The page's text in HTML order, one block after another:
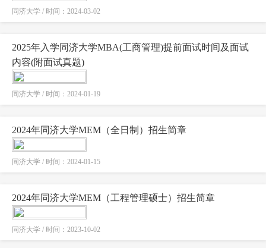
同济大学 / 时间：2024-03-02
2025年入学同济大学MBA(工商管理)提前面试时间及面试
内容(附面试真题)
同济大学 / 时间：2024-01-19
2024年同济大学MEM（全日制）招生简章
同济大学 / 时间：2024-01-15
2024年同济大学MEM（工程管理硕士）招生简章
同济大学 / 时间：2023-10-02